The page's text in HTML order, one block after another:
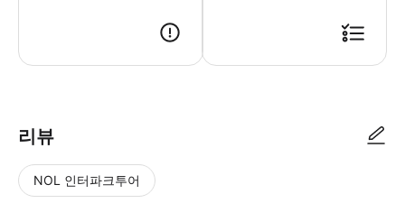
리뷰
NOL 인터파크투어